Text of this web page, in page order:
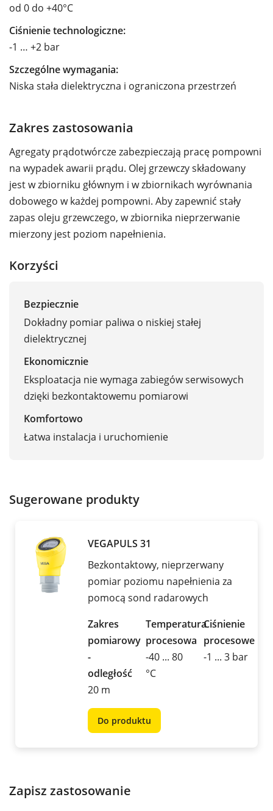
od 0 do +40°C
Ciśnienie technologiczne:
-1 … +2 bar
Szczególne wymagania:
Niska stała dielektryczna i ograniczona przestrzeń
Zakres zastosowania
Agregaty prądotwórcze zabezpieczają pracę pompowni
na wypadek awarii prądu. Olej grzewczy składowany
jest w zbiorniku głównym i w zbiornikach wyrównania
dobowego w każdej pompowni. Aby zapewnić stały
zapas oleju grzewczego, w zbiornika nieprzerwanie
mierzony jest poziom napełnienia.
Korzyści
Bezpiecznie
Dokładny pomiar paliwa o niskiej stałej
dielektrycznej
Ekonomicznie
Eksploatacja nie wymaga zabiegów serwisowych
dzięki bezkontaktowemu pomiarowi
Komfortowo
Łatwa instalacja i uruchomienie
Sugerowane produkty
VEGAPULS 31
Bezkontaktowy, nieprzerwany
pomiar poziomu napełnienia za
pomocą sond radarowych
Zakres
pomiarowy
-
odległość
20 m
Temperatura
procesowa
-40 ... 80
°C
Ciśnienie
procesowe
-1 ... 3 bar
Do produktu
Zapisz zastosowanie